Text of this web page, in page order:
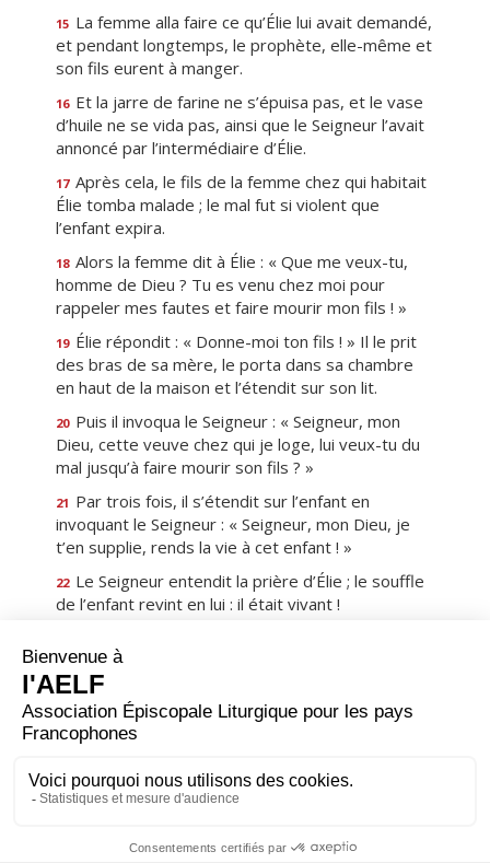
15 La femme alla faire ce qu’Élie lui avait demandé,
et pendant longtemps, le prophète, elle-même et
son fils eurent à manger.
16 Et la jarre de farine ne s’épuisa pas, et le vase
d’huile ne se vida pas, ainsi que le Seigneur l’avait
annoncé par l’intermédiaire d’Élie.
17 Après cela, le fils de la femme chez qui habitait
Élie tomba malade ; le mal fut si violent que
l’enfant expira.
18 Alors la femme dit à Élie : « Que me veux-tu,
homme de Dieu ? Tu es venu chez moi pour
rappeler mes fautes et faire mourir mon fils ! »
19 Élie répondit : « Donne-moi ton fils ! » Il le prit
des bras de sa mère, le porta dans sa chambre
en haut de la maison et l’étendit sur son lit.
20 Puis il invoqua le Seigneur : « Seigneur, mon
Dieu, cette veuve chez qui je loge, lui veux-tu du
mal jusqu’à faire mourir son fils ? »
21 Par trois fois, il s’étendit sur l’enfant en
invoquant le Seigneur : « Seigneur, mon Dieu, je
t’en supplie, rends la vie à cet enfant ! »
22 Le Seigneur entendit la prière d’Élie ; le souffle
de l’enfant revint en lui : il était vivant !
descendit dans la maison, le remit à sa mère et
dit : « Regarde, ton fils est vivant ! »
24La femme lui répondit : « Maintenant je sais que
tu es un homme de Dieu, et que, dans ta bouche,